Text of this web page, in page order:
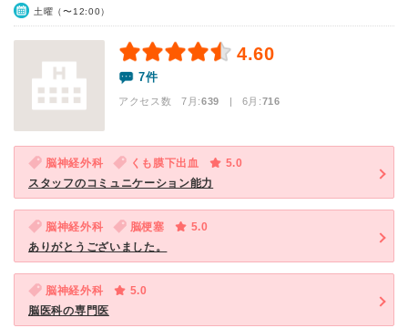
土曜（〜12:00）
4.60
7件
アクセス数 7月:639 | 6月:716
脳神経外科 くも膜下出血
5.0
スタッフのコミュニケーション能力
脳神経外科 脳梗塞
5.0
ありがとうございました。
脳神経外科
5.0
脳医科の専門医